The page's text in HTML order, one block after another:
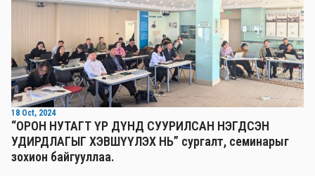
18 Oct, 2024
“ОРОН НУТАГТ ҮР ДҮНД СУУРИЛСАН НЭГДСЭН
УДИРДЛАГЫГ ХЭВШҮҮЛЭХ НЬ” сургалт, семинарыг
зохион байгууллаа.